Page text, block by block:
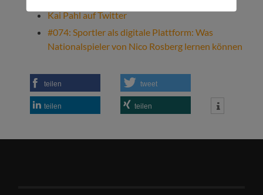
Kai Pahl auf Twitter
#074: Sportler als digitale Plattform: Was
Nationalspieler von Nico Rosberg lernen können
teilen tweet
teilen teilen